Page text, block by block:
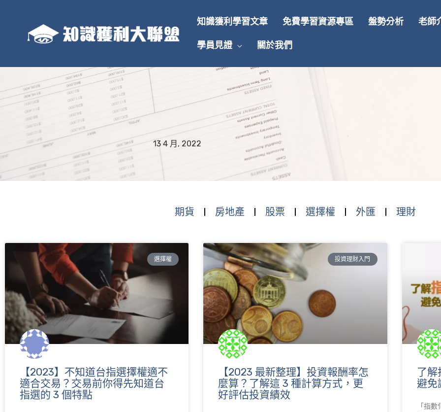
知識獲利學習文章 免費學習資源專區 盤勢分析 老師
學員見證 關於我們
13 4 月, 2022
期貨 房地產 股票 選擇權 外匯 理財
選擇權
【2023】不知道台指選擇權適不
適合交易？交易前你得先知道台
指選的 3 個特點
投資理財入門
【2023 最新整理】投資報酬率怎
麼算？了解這 3 種計算方式，更
好評估投資績效
了解
避免
「指